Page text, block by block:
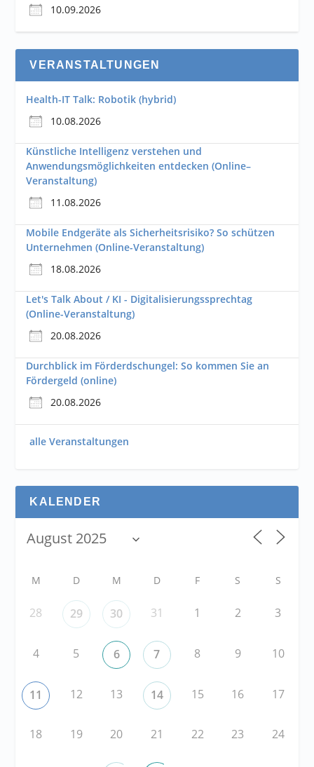
10.09.2026
VERANSTALTUNGEN
Health-IT Talk: Robotik (hybrid)
10.08.2026
Künstliche Intelligenz verstehen und
Anwendungsmöglichkeiten entdecken (Online–
Veranstaltung)
11.08.2026
Mobile Endgeräte als Sicherheitsrisiko? So schützen
Unternehmen (Online-Veranstaltung)
18.08.2026
Let's Talk About / KI - Digitalisierungssprechtag
(Online-Veranstaltung)
20.08.2026
Durchblick im Förderdschungel: So kommen Sie an
Fördergeld (online)
20.08.2026
alle Veranstaltungen
KALENDER
M D M D F S S
28 29 30 31 1 2 3
4 5 6 7 8 9 10
11 12 13 14 15 16 17
18 19 20 21 22 23 24